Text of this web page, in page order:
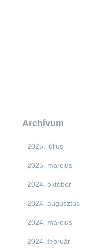
Archívum
2025. július
2025. március
2024. október
2024. augusztus
2024. március
2024. február